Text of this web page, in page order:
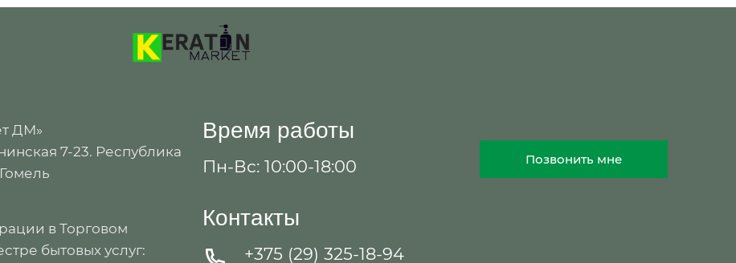
ДМ»
7-23. Республика
в Торговом
бытовых услуг:
Время работы
Пн-Вс: 10:00-18:00
Контакты
+375 (29) 325-18-94
Позвонить мне